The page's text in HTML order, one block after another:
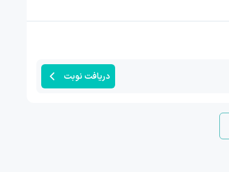
دریافت نوبت